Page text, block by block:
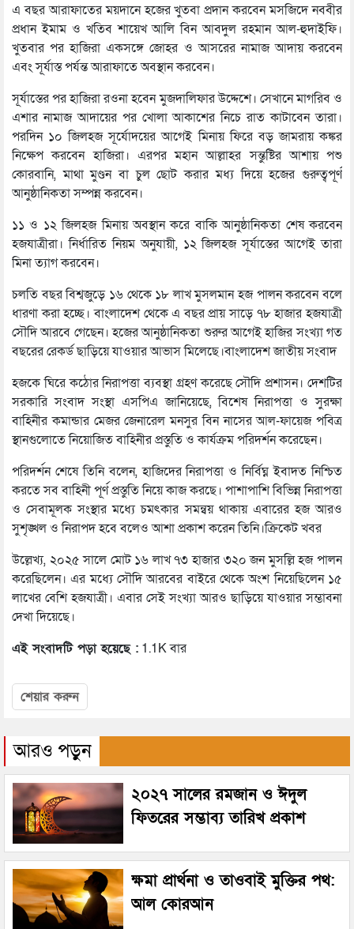
এ বছর আরাফাতের ময়দানে হজের খুতবা প্রদান করবেন মসজিদে নববীর
প্রধান ইমাম ও খতিব শায়েখ আলি বিন আবদুল রহমান আল-হুদাইফি।
খুতবার পর হাজিরা একসঙ্গে জোহর ও আসরের নামাজ আদায় করবেন
এবং সূর্যাস্ত পর্যন্ত আরাফাতে অবস্থান করবেন।
সূর্যাস্তের পর হাজিরা রওনা হবেন মুজদালিফার উদ্দেশে। সেখানে মাগরিব ও
এশার নামাজ আদায়ের পর খোলা আকাশের নিচে রাত কাটাবেন তারা।
পরদিন ১০ জিলহজ সূর্যোদয়ের আগেই মিনায় ফিরে বড় জামরায় কঙ্কর
নিক্ষেপ করবেন হাজিরা। এরপর মহান আল্লাহর সন্তুষ্টির আশায় পশু
কোরবানি, মাথা মুণ্ডন বা চুল ছোট করার মধ্য দিয়ে হজের গুরুত্বপূর্ণ
আনুষ্ঠানিকতা সম্পন্ন করবেন।
১১ ও ১২ জিলহজ মিনায় অবস্থান করে বাকি আনুষ্ঠানিকতা শেষ করবেন
হজযাত্রীরা। নির্ধারিত নিয়ম অনুযায়ী, ১২ জিলহজ সূর্যাস্তের আগেই তারা
মিনা ত্যাগ করবেন।
চলতি বছর বিশ্বজুড়ে ১৬ থেকে ১৮ লাখ মুসলমান হজ পালন করবেন বলে
ধারণা করা হচ্ছে। বাংলাদেশ থেকে এ বছর প্রায় সাড়ে ৭৮ হাজার হজযাত্রী
সৌদি আরবে গেছেন। হজের আনুষ্ঠানিকতা শুরুর আগেই হাজির সংখ্যা গত
বছরের রেকর্ড ছাড়িয়ে যাওয়ার আভাস মিলেছে।বাংলাদেশ জাতীয় সংবাদ
হজকে ঘিরে কঠোর নিরাপত্তা ব্যবস্থা গ্রহণ করেছে সৌদি প্রশাসন। দেশটির
সরকারি সংবাদ সংস্থা এসপিএ জানিয়েছে, বিশেষ নিরাপত্তা ও সুরক্ষা
বাহিনীর কমান্ডার মেজর জেনারেল মনসুর বিন নাসের আল-ফায়েজ পবিত্র
স্থানগুলোতে নিয়োজিত বাহিনীর প্রস্তুতি ও কার্যক্রম পরিদর্শন করেছেন।
পরিদর্শন শেষে তিনি বলেন, হাজিদের নিরাপত্তা ও নির্বিঘ্ন ইবাদত নিশ্চিত
করতে সব বাহিনী পূর্ণ প্রস্তুতি নিয়ে কাজ করছে। পাশাপাশি বিভিন্ন নিরাপত্তা
ও সেবামূলক সংস্থার মধ্যে চমৎকার সমন্বয় থাকায় এবারের হজ আরও
সুশৃঙ্খল ও নিরাপদ হবে বলেও আশা প্রকাশ করেন তিনি।ক্রিকেট খবর
উল্লেখ্য, ২০২৫ সালে মোট ১৬ লাখ ৭৩ হাজার ৩২০ জন মুসল্লি হজ পালন
করেছিলেন। এর মধ্যে সৌদি আরবের বাইরে থেকে অংশ নিয়েছিলেন ১৫
লাখের বেশি হজযাত্রী। এবার সেই সংখ্যা আরও ছাড়িয়ে যাওয়ার সম্ভাবনা
দেখা দিয়েছে।
এই সংবাদটি পড়া হয়েছে : 1.1K বার
শেয়ার করুন
আরও পড়ুন
২০২৭ সালের রমজান ও ঈদুল
ফিতরের সম্ভাব্য তারিখ প্রকাশ
ক্ষমা প্রার্থনা ও তাওবাই মুক্তির পথ:
আল কোরআন